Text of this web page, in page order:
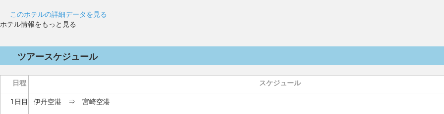
このホテルの詳細データを見る
ホテル情報をもっと見る
ツアースケジュール
日程
スケジュール
1日目
伊丹空港 ⇒ 宮崎空港